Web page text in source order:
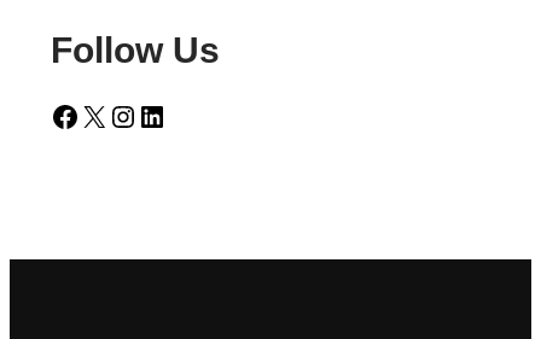
Follow Us
Facebook X Instagram LinkedIn